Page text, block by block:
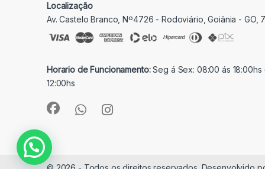
Localização
Av. Castelo Branco, Nº4726 - Rodoviário, Goiânia - GO,
Horario de Funcionamento:Seg á Sex: 08:00 ás 18:00hs
12:00hs